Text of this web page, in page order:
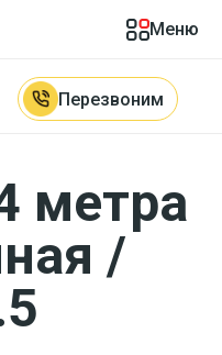
Меню
Перезвоним
4 метра, тент / фургон (1,5
метра
/